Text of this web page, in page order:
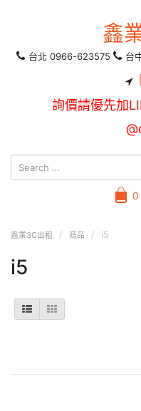
鑫
台北 0966-623575 台
詢價請優先加
0
鑫業3C出租 商品 i5
i5